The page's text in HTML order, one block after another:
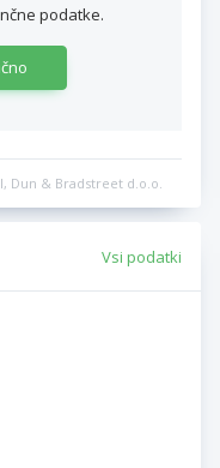
podatke.
Dun & Bradstreet d.o.o.
Vsi podatki